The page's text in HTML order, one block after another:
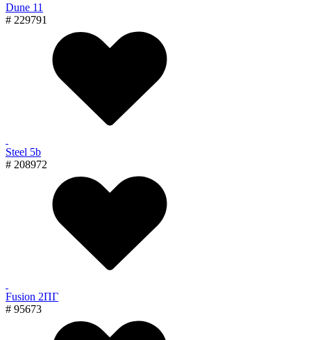
Dune 11
# 229791
Steel 5b
# 208972
Fusion 2ПГ
# 95673